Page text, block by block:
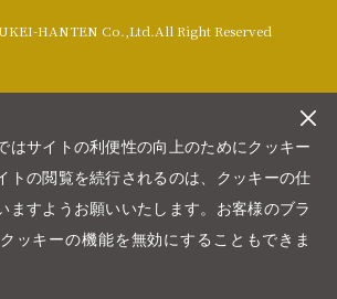
HANTEN Co.,Ltd.All Right Reserved
はサイトの利便性の向上のためにクッキー
トの閲覧を続行されるのは、クッキーの仕
ますようお願いいたします。お客様のブラ
ッキーの機能を無効にすることもできま